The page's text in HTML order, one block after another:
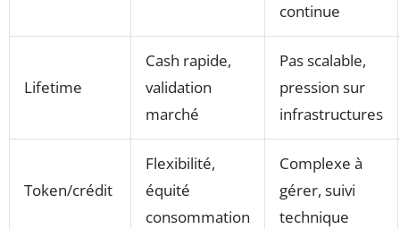
continue
Lifetime
Cash rapide,
validation
marché
Pas scalable,
pression sur
infrastructures
Token/crédit
Flexibilité,
équité
consommation
Complexe à
gérer, suivi
technique